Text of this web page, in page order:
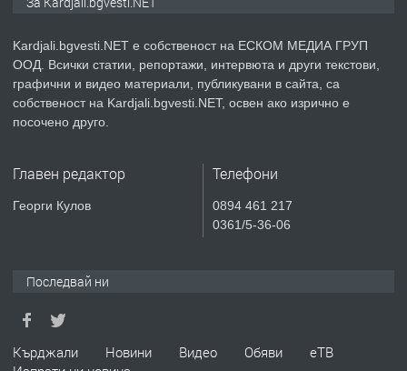
„Електротехник”/”Електромонтьор”
обучение
преди 1 година
ПРЕДЛАГА
Курсове-
**Прекрасен имот за продажба в
ПРЕДЛАГА
ТРИСТАЕН АПАРТАМЕНТ в кв.
Kardjali.bgvesti.NET е собственост на ЕСКОМ МЕДИА ГРУП
ООД. Всички статии, репортажи, интервюта и други текстови,
графични и видео материали, публикувани в сайта, са
собственост на Kardjali.bgvesti.NET, освен ако изрично е
посочено друго.
Главен редактор
Георги Кулов
Телефони
0894 461 217
0361/5-36-06
Последвай ни
Кърджали Новини Видео Обяви
еТВ